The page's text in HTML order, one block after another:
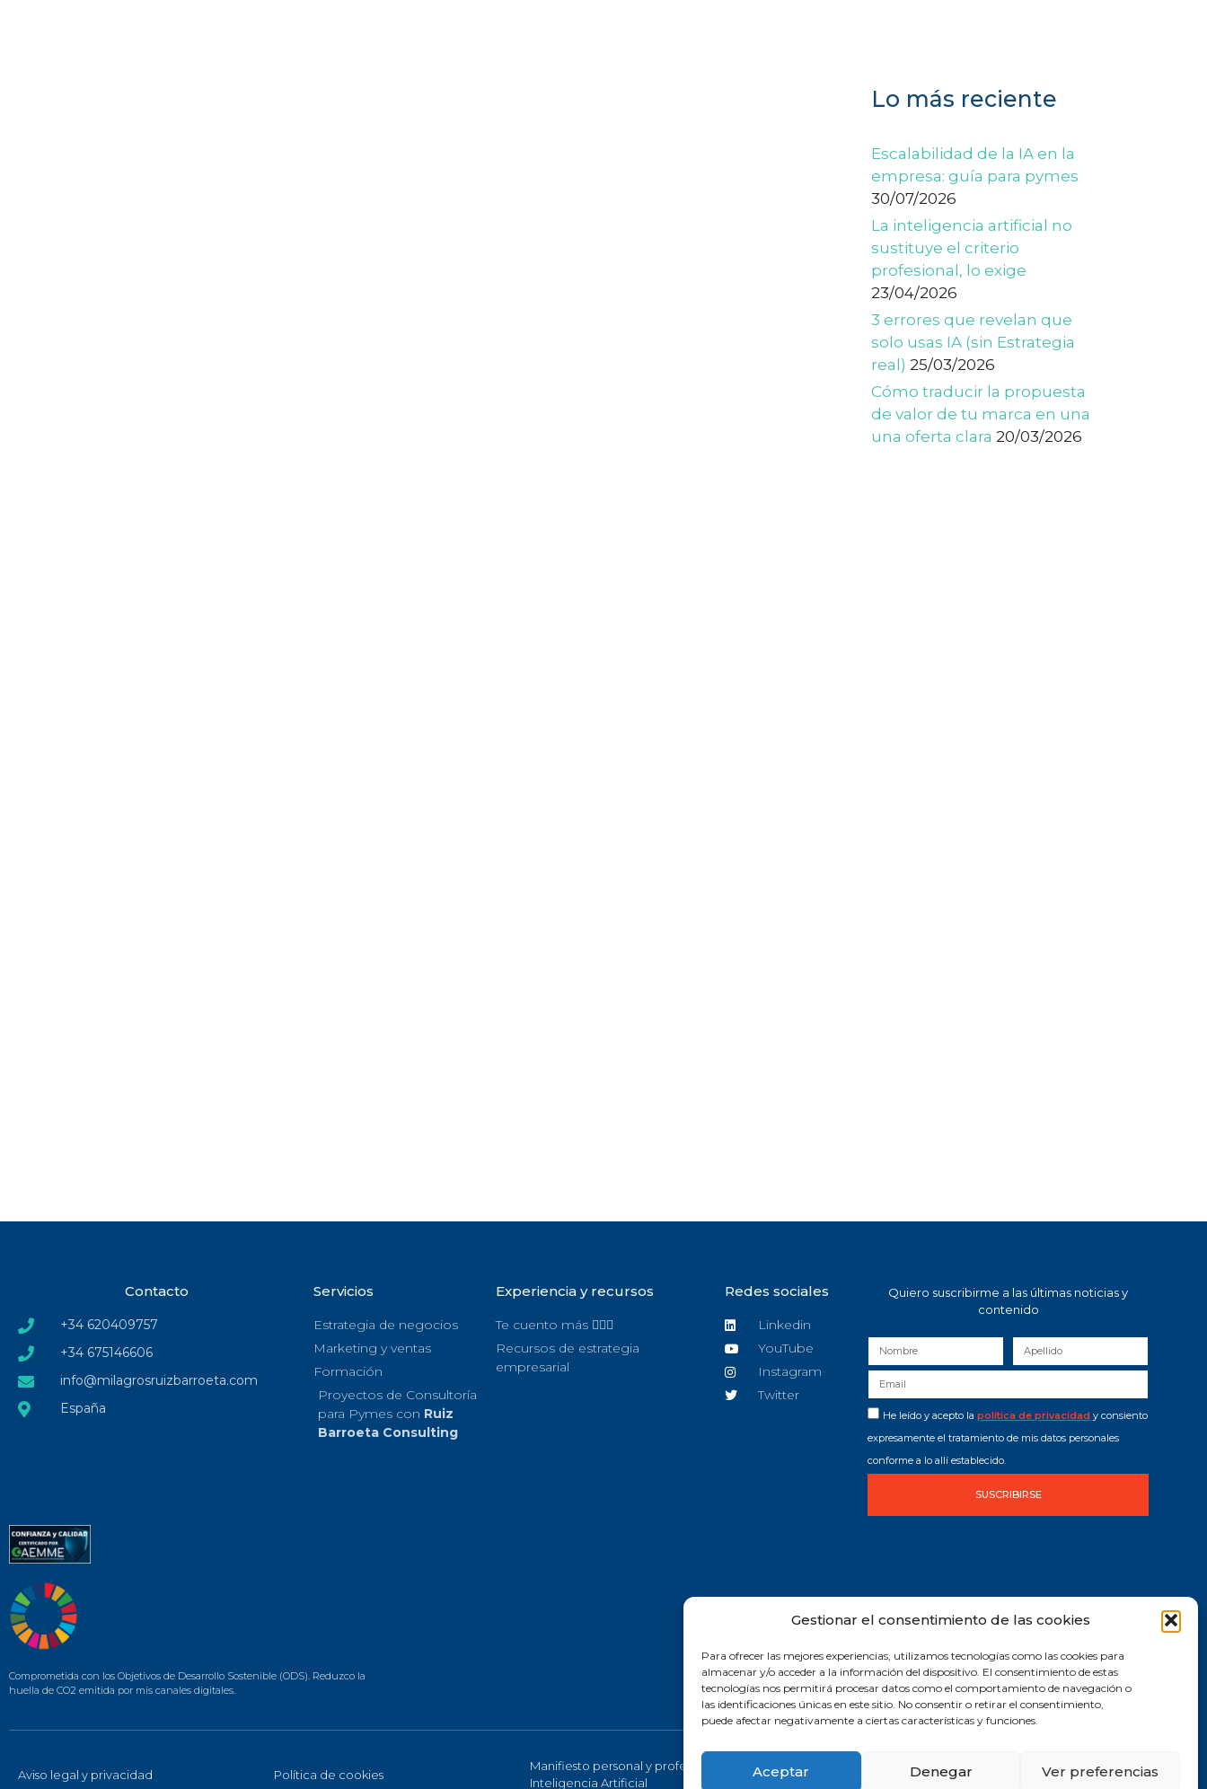
Gestionar el consentimiento de las cookies
Para ofrecer las mejores experiencias, utilizamos tecnologías como las cookies para
almacenar y/o acceder a la información del dispositivo. El consentimiento de estas
tecnologías nos permitirá procesar datos como el comportamiento de navegación o
las identificaciones únicas en este sitio. No consentir o retirar el consentimiento,
puede afectar negativamente a ciertas características y funciones.
Aceptar Denegar Ver preferencias
Lo más reciente
Escalabilidad de la IA en la
empresa: guía para pymes
30/07/2026
La inteligencia artificial no
sustituye el criterio
profesional, lo exige
23/04/2026
3 errores que revelan que
solo usas IA (sin Estrategia
real) 25/03/2026
Cómo traducir la propuesta
de valor de tu marca en una
una oferta clara 20/03/2026
Contacto
+34 620409757
+34 675146606
info@milagrosruizbarroeta.com
España
Servicios
Estrategia de negocios
Marketing y ventas
Formación
Proyectos de Consultoría
para Pymes con Ruiz
Barroeta Consulting
Experiencia y recursos
Te cuento más 🙋🏻‍♀️
Recursos de estrategia
empresarial
Redes sociales
Linkedin
YouTube
Instagram
Twitter
Quiero suscribirme a las últimas noticias y
contenido
He leído y acepto lapolítica de privacidad y consiento
expresamente el tratamiento de mis datos personales
conforme a lo allí establecido.
SUSCRIBIRSE
Comprometida con los Objetivos de Desarrollo Sostenible (ODS). Reduzco la
huella de CO2 emitida por mis canales digitales.
Aviso legal y privacidad Política de cookies
Manifiesto personal y profesional de la
Inteligencia Artificial
2019 © Todos los derechos reservados |